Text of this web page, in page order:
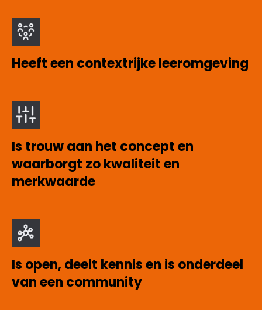
Heeft een contextrijke leeromgeving
Is trouw aan het concept en
waarborgt zo kwaliteit en
merkwaarde
Is open, deelt kennis en is onderdeel
van een community